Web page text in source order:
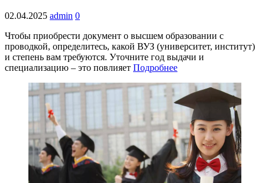
02.04.2025 admin 0
Чтобы приобрести документ о высшем образовании с
проводкой, определитесь, какой ВУЗ (университет, институт)
и степень вам требуются. Уточните год выдачи и
специализацию – это повлияет Подробнее